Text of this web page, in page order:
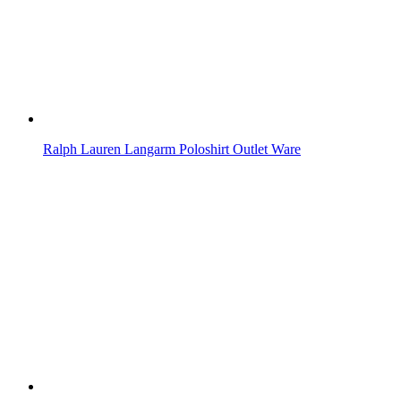
Ralph Lauren Langarm Poloshirt Outlet Ware